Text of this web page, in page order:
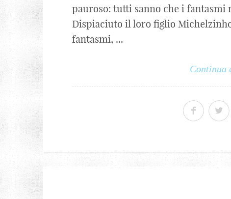
pauroso: tutti sanno che i fantasmi
Dispiaciuto il loro figlio
fantasmi, ...
Continua